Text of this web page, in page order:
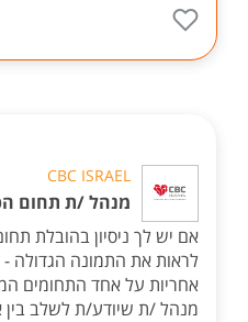
CBC ISRAEL
מנהל /ת תחום
אם יש לך ניסיון בהובלת
לראות את התמונה הגדולה
אחריות על אחד התחומים
מנהל /ת שיודע/ת לשלב בין